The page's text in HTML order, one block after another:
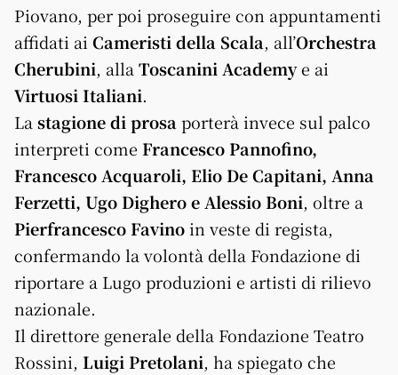
Piovano, per poi proseguire con appuntamenti
affidati ai Cameristi della Scala, all’Orchestra
Cherubini, alla Toscanini Academye ai
Virtuosi Italiani.
La stagione di prosa porterà invece sul palco
interpreti come Francesco Pannofino,
Francesco Acquaroli, Elio De Capitani, Anna
Ferzetti, Ugo Dighero e Alessio Boni, oltre a
Pierfrancesco Favinoin veste di regista,
confermando la volontà della Fondazione di
riportare a Lugo produzioni e artisti di rilievo
nazionale.
Il direttore generale della Fondazione Teatro
Rossini, Luigi Pretolani, ha spiegato che